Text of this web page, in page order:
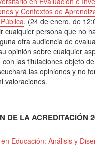
y Contextos de
, (24 de enero, de
cualquier persona que no
otra audiencia de
opinión sobre cualquier
con las titulaciones objeto
las opiniones y no
valoraciones.
DE LA ACREDITACIÓN
Educación: Análisis y